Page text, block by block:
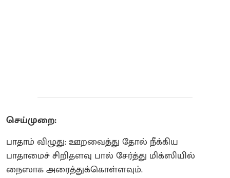
செய்முறை:
பாதாம் விழுது: ஊறவைத்து தோல் நீக்கிய
பாதாமைச் சிறிதளவு பால் சேர்த்து மிக்ஸியில்
நைஸாக அரைத்துக்கொள்ளவும்.